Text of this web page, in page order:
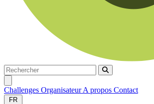
Rechercher
Rechercher
Challenges OrganisateurA propos Contact
FR